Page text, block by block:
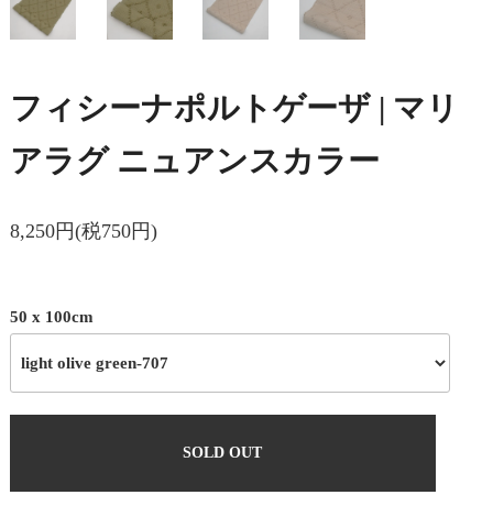
フィシーナポルトゲーザ | マリ
アラグ ニュアンスカラー
8,250円(税750円)
50 x 100cm
SOLD OUT